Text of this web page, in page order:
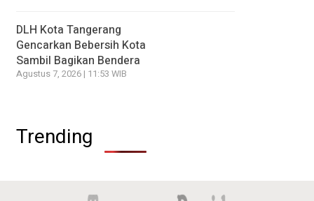
DLH Kota Tangerang
Gencarkan Bebersih Kota
Sambil Bagikan Bendera
Agustus 7, 2026 | 11:53 WIB
Trending